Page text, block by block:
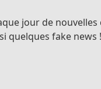
jour de
fake